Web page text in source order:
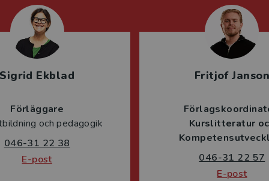
Sigrid Ekblad
Förläggare
och pedagogik
046-31 22 38
E-post
Fritjof Janson
Kurslitteratur
046-31 22 57
E-post